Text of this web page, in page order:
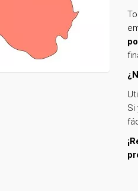
Si